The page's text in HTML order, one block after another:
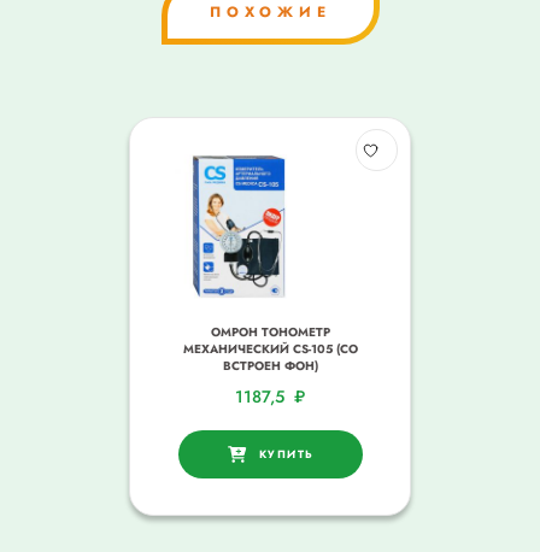
ПОХОЖИЕ
ОМРОН ТОНОМЕТР
МЕХАНИЧЕСКИЙ CS-105 (СО
ВСТРОЕН ФОН)
1187,5 ₽
КУПИТЬ